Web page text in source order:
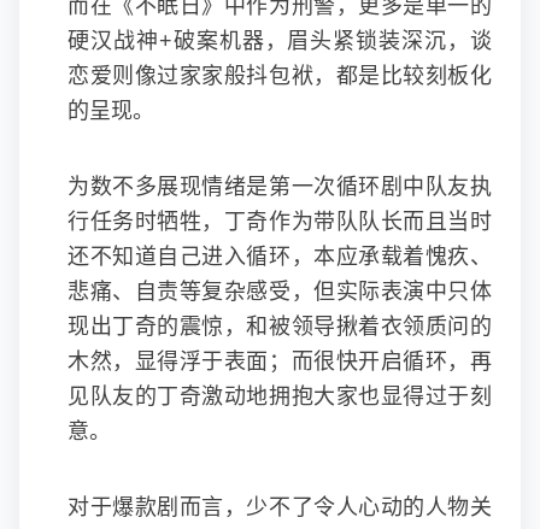
而在《不眠日》中作为刑警，更多是单一的
硬汉战神+破案机器，眉头紧锁装深沉，谈
恋爱则像过家家般抖包袱，都是比较刻板化
的呈现。
为数不多展现情绪是第一次循环剧中队友执
行任务时牺牲，丁奇作为带队队长而且当时
还不知道自己进入循环，本应承载着愧疚、
悲痛、自责等复杂感受，但实际表演中只体
现出丁奇的震惊，和被领导揪着衣领质问的
木然，显得浮于表面；而很快开启循环，再
见队友的丁奇激动地拥抱大家也显得过于刻
意。
对于爆款剧而言，少不了令人心动的人物关